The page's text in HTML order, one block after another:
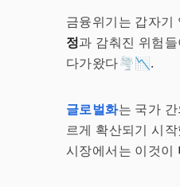
금융위기는 갑자
정과 감춰진 위험
다가왔다🌪️📉.
글로벌화는 국가
르게 확산되기 시
시장에서는 이것이